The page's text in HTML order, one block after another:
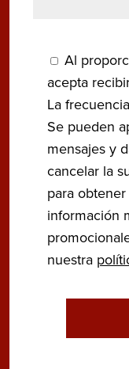
Al
acepta
La
Se pueden
mensajes y
cancelar la
para
información
nuestra